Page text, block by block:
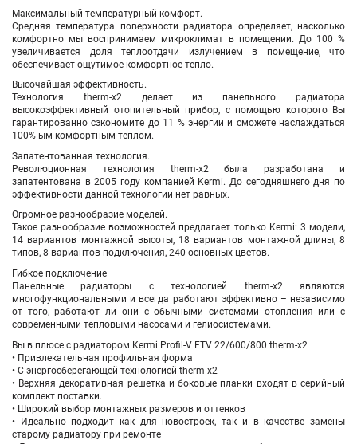
Максимальный температурный комфорт.
Средняя температура поверхности радиатора определяет, насколько
комфортно мы воспринимаем микроклимат в помещении. До 100 %
увеличивается доля теплоотдачи излучением в помещение, что
обеспечивает ощутимое комфортное тепло.
Высочайшая эффективность.
Технология therm-x2 делает из панельного радиатора
высокоэффективный отопительный прибор, с помощью которого Вы
гарантированно сэкономите до 11 % энергии и сможете наслаждаться
100%-ым комфортным теплом.
Запатентованная технология.
Революционная технология therm-x2 была разработана и
запатентована в 2005 году компанией Kermi. До сегодняшнего дня по
эффективности данной технологии нет равных.
Огромное разнообразие моделей.
Такое разнообразие возможностей предлагает только Kermi: 3 модели,
14 вариантов монтажной высоты, 18 вариантов монтажной длины, 8
типов, 8 вариантов подключения, 240 основных цветов.
Гибкое подключение
Панельные радиаторы с технологией therm-x2 являются
многофункциональными и всегда работают эффективно – независимо
от того, работают ли они с обычными системами отопления или с
современными тепловыми насосами и гелиосистемами.
Вы в плюсе с радиатором Kermi Profil-V FTV 22/600/800 therm-x2
• Привлекательная профильная форма
• С энергосберегающей технологией therm-x2
• Верхняя декоративная решетка и боковые планки входят в серийный
комплект поставки.
• Широкий выбор монтажных размеров и оттенков
• Идеально подходит как для новостроек, так и в качестве замены
старому радиатору при ремонте